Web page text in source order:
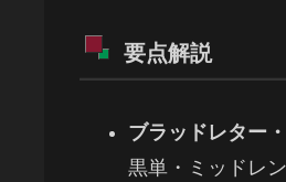
要点解説
ブラッドレター
黒単・ミッドレ